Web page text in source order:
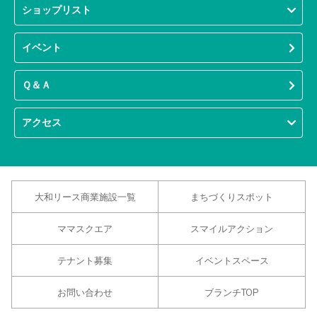
ショップリスト
イベント
Ｑ＆Ａ
アクセス
大和リース商業施設一覧 まちづくりスポット
ママスクエア スマイルアクション
テナント募集 イベントスペース
お問い合わせ ブランチTOP